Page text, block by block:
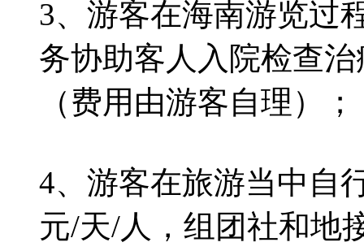
3、游客在海南游览过
务协助客人入院检查
（费用由游客自理）；
4、游客在旅游当中自
元/天/人，组团社和地